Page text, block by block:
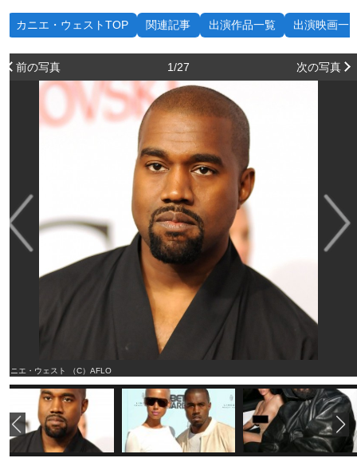
カニエ・ウェストTOP 関連記事 出演作品一覧 出演映画一
前の写真 1/27 次の写真
カニエ・ウェスト （C）AFLO